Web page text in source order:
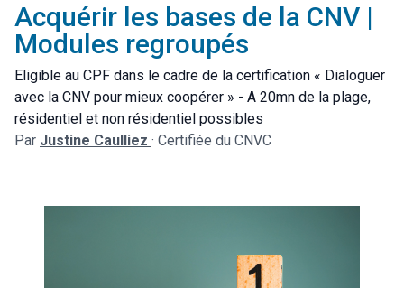
Acquérir les bases de la CNV |
Modules regroupés
Eligible au CPF dans le cadre de la certification « Dialoguer
avec la CNV pour mieux coopérer » - A 20mn de la plage,
résidentiel et non résidentiel possibles
Par Justine Caulliez · Certifiée du CNVC